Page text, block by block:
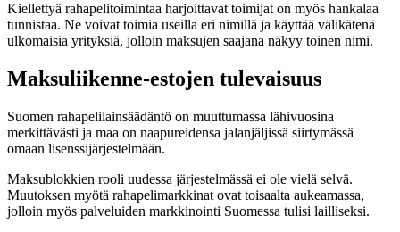
Kiellettyä rahapelitoimintaa harjoittavat toimijat on myös hankalaa
tunnistaa. Ne voivat toimia useilla eri nimillä ja käyttää välikätenä
ulkomaisia yrityksiä, jolloin maksujen saajana näkyy toinen nimi.
Maksuliikenne-estojen tulevaisuus
Suomen rahapelilainsäädäntö on muuttumassa lähivuosina
merkittävästi ja maa on naapureidensa jalanjäljissä siirtymässä
omaan lisenssijärjestelmään.
Maksublokkien rooli uudessa järjestelmässä ei ole vielä selvä.
Muutoksen myötä rahapelimarkkinat ovat toisaalta aukeamassa,
jolloin myös palveluiden markkinointi Suomessa tulisi lailliseksi.